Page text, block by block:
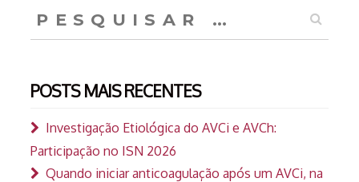
por:
POSTS MAIS RECENTES
Investigação Etiológica do AVCi e AVCh:
Participação no ISN 2026
Quando iniciar anticoagulação após um AVCi, na